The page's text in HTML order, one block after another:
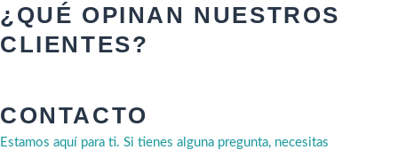
¿QUÉ OPINAN NUESTROS
CLIENTES?
CONTACTO
Estamos aquí para ti. Si tienes alguna pregunta, necesitas